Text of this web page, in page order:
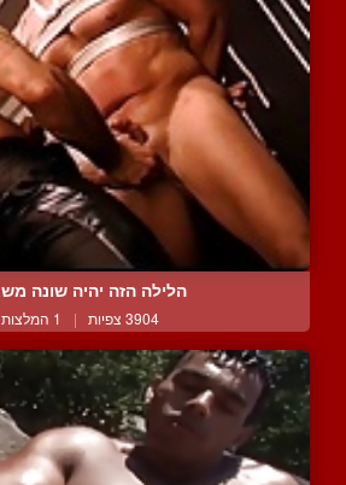
הלילה הזה יהיה שונה
3904 צפיות | 1 המלצות